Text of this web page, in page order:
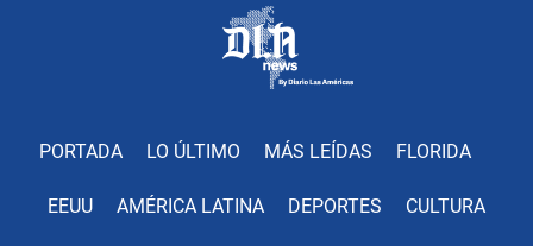
PORTADA LO ÚLTIMO MÁS LEÍDAS FLORIDA
EEUU AMÉRICA LATINA DEPORTES CULTURA